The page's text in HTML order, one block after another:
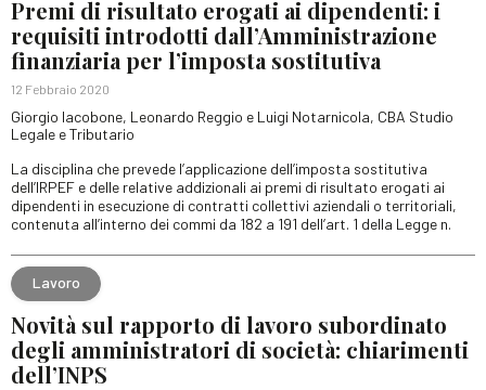
Premi di risultato erogati ai dipendenti: i
requisiti introdotti dall’Amministrazione
finanziaria per l’imposta sostitutiva
12 Febbraio 2020
Giorgio Iacobone, Leonardo Reggio e Luigi Notarnicola, CBA Studio
Legale e Tributario
La disciplina che prevede l’applicazione dell’imposta sostitutiva
dell’IRPEF e delle relative addizionali ai premi di risultato erogati ai
dipendenti in esecuzione di contratti collettivi aziendali o territoriali,
contenuta all’interno dei commi da 182 a 191 dell’art. 1 della Legge n.
Lavoro
Novità sul rapporto di lavoro subordinato
degli amministratori di società: chiarimenti
dell’INPS